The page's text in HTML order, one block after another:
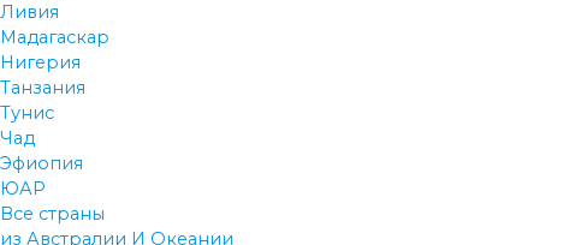
Ливия
Мадагаскар
Нигерия
Танзания
Тунис
Чад
Эфиопия
ЮАР
Все страны
из Австралии И Океании